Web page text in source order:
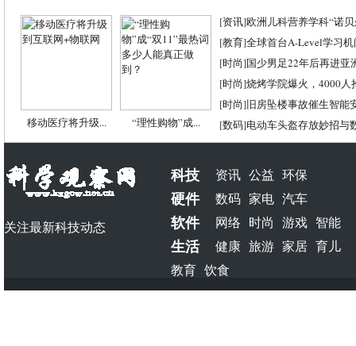
移动医疗将升级... “理性购物”成...
[资讯]欧洲儿科营养学科“诺
[教育]全球首台A-Level学习
[时尚]国少男足22年后再进亚
[时尚]烧烤学院爆火，4000人
[时尚]旧房坠楼事故催生智能
[数码]电动车头盔存放妙招与
关注最新科技动态
科技 资讯 公益 环保
硬件 数码 家电 汽车
软件 网络 时尚 游戏 智能
生活 健康 旅游 家居 育儿
教育 饮食